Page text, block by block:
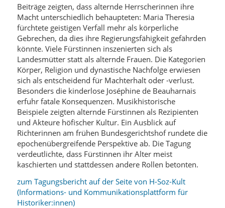
Beiträge zeigten, dass alternde Herrscherinnen ihre
Macht unterschiedlich behaupteten: Maria Theresia
fürchtete geistigen Verfall mehr als körperliche
Gebrechen, da dies ihre Regierungsfähigkeit gefährden
könnte. Viele Fürstinnen inszenierten sich als
Landesmütter statt als alternde Frauen. Die Kategorien
Körper, Religion und dynastische Nachfolge erwiesen
sich als entscheidend für Machterhalt oder -verlust.
Besonders die kinderlose Joséphine de Beauharnais
erfuhr fatale Konsequenzen. Musikhistorische
Beispiele zeigten alternde Fürstinnen als Rezipienten
und Akteure höfischer Kultur. Ein Ausblick auf
Richterinnen am frühen Bundesgerichtshof rundete die
epochenübergreifende Perspektive ab. Die Tagung
verdeutlichte, dass Fürstinnen ihr Alter meist
kaschierten und stattdessen andere Rollen betonten.
zum Tagungsbericht auf der Seite von H-Soz-Kult
(Informations- und Kommunikationsplattform für
Historiker:innen)